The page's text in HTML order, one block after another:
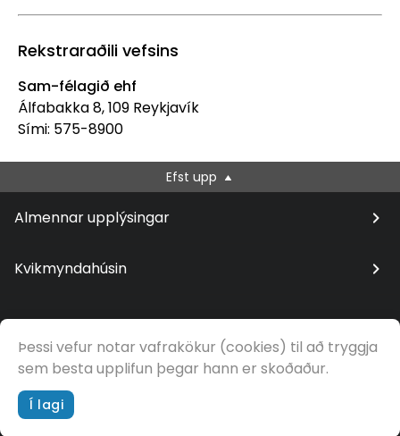
Rekstraraðili vefsins
Sam-félagið ehf
Álfabakka 8, 109 Reykjavík
Sími: 575-8900
Efst upp
Almennar upplýsingar
Kvikmyndahúsin
© Samfilm
Þessi vefur notar vafrakökur (cookies) til að tryggja
sem besta upplifun þegar hann er skoðaður.
Í lagi